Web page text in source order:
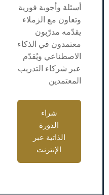
أسئلة وأجوبة فورية
وتعاون مع الزملاء
يقدّمه مدرّبون
معتمدون في الذكاء
الاصطناعي ويُقدّم
عبر شركاء التدريب
المعتمدين
شراء
الدورة
الذاتية عبر
الإنترنت